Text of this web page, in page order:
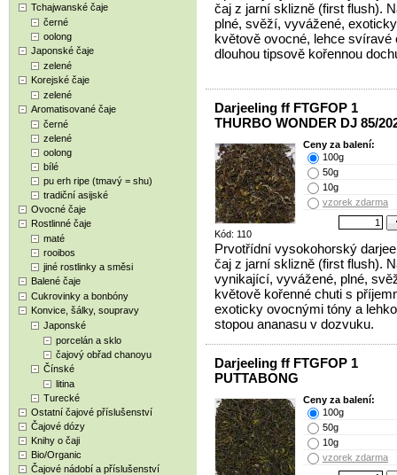
Tchajwanské čaje
černé
oolong
Japonské čaje
zelené
Korejské čaje
zelené
Aromatisované čaje
černé
zelené
oolong
bílé
pu erh ripe (tmavý = shu)
tradiční asijské
Ovocné čaje
Rostlinné čaje
maté
rooibos
jiné rostlinky a směsi
Balené čaje
Cukrovinky a bonbóny
Konvice, šálky, soupravy
Japonské
porcelán a sklo
čajový obřad chanoyu
Čínské
litina
Turecké
Ostatní čajové příslušenství
Čajové dózy
Knihy o čaji
Bio/Organic
Čajové nádobí a příslušenství
čaj z jarní sklizně (first flush).
plné, svěží, vyvážené, exoticky
květově ovocné, lehce svíravé
dlouhou tipsově kořennou
Darjeeling ff FTGFOP 1
THURBO WONDER DJ 85/
Kód: 110
Ceny za balení:
100g
50g
10g
vzorek zdarma
Prvotřídní vysokohorský
čaj z jarní sklizně (first flush).
vynikající, vyvážené, plné,
květově kořenné chuti s
exoticky ovocnými tóny a
stopou ananasu v dozvuku.
Darjeeling ff FTGFOP 1
PUTTABONG
Ceny za balení:
100g
50g
10g
vzorek zdarma